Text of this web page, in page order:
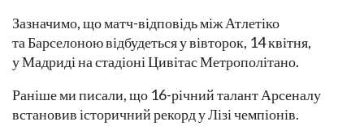
Зазначимо, що матч-відповідь між Атлетіко
та Барселоною відбудеться у вівторок, 14 квітня,
у Мадриді на стадіоні Цивітас Метрополітано.
Раніше ми писали, що 16-річний талант Арсеналу
встановив історичний рекорд у Лізі чемпіонів.